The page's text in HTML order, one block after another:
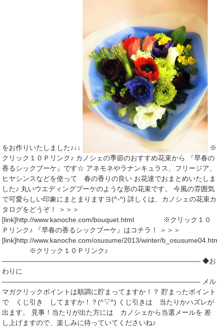
をお作りいたしました♪↓↓
※
クリック１０Ｐリンク♪ カノシェの季節のおすすめ花束から 『早春の
香るシックブーケ』です☆ アネモネやラナンキュラス、フリージア、
ヒヤシンスなどを使って 春の香りの良い お花達でおまとめいたしま
した♪ 丸いウエディングブーケのような形の花束です。 今風の雰囲気
で可愛らしい印象にまとまりますヨ(^-^) 詳しくは、カノシェの花束カ
タログをどうぞ！ ＞＞＞
[link]http://www.kanoche.com/bouquet.html ※クリック１０
Ｐリンク♪ 『早春の香るシックブーケ』はコチラ！ ＞＞＞
[link]http://www.kanoche.com/osusume/2013/winter/
※クリック１０Ｐリンク♪
――――――――――――――――――――――――――――― ◆お
わりに
――――――――――――――――――――――――――――― メル
マガクリックポイントは順調に貯まってますか！？ 貯まったポイント
で くじ引き してますか！？(^▽^) くじ引きは 当たりかハズレが
出ます。 見事！当たりが出た方には カノシェから当選メールを 差
し上げますので、楽しみに待っていてくださいね♪